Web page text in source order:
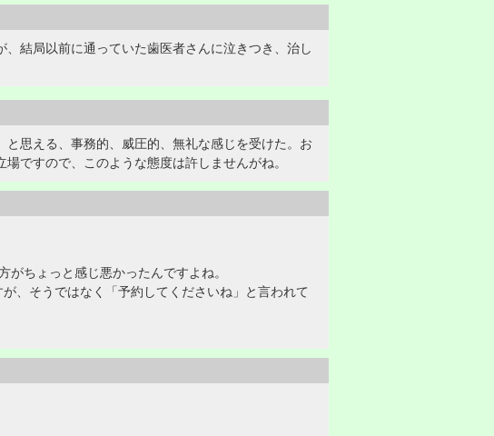
結局以前に通っていた歯医者さんに泣きつき、治し
思える、事務的、威圧的、無礼な感じを受けた。お
ですので、このような態度は許しませんがね。
ちょっと感じ悪かったんですよね。
、そうではなく「予約してくださいね」と言われて